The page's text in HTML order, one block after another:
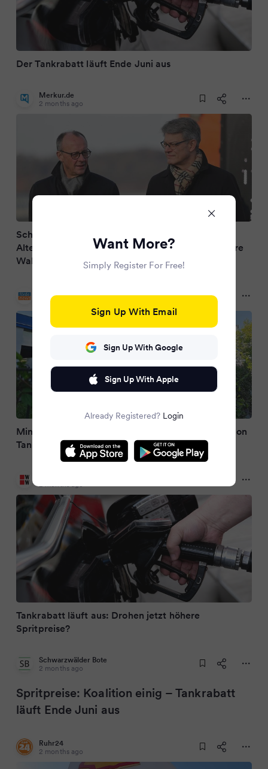
Der Tankrabatt läuft Ende Juni aus
Merkur.de
2 months ago
Schwarz-Rot verlängert Tankrabatt nicht: Fünf
Alternativen im Gespräch – Experten nennn bittere
Wahrheit
2 months ago
Mineralölverband sichert weiterhin Weitergabe von
Tankrabatt zu
2 months ago
Tankrabatt läuft aus: Drohen jetzt höhere
Spritpreise?
Schwarzwälder Bote
2 months ago
Spritpreise: Koalition einig – Tankrabatt
läuft Ende Juni aus
Ruhr24
2 months ago
Want More?
Simply Register For Free!
Sign Up With Email
Sign Up With Google
Sign Up With Apple
Already Registered? Login